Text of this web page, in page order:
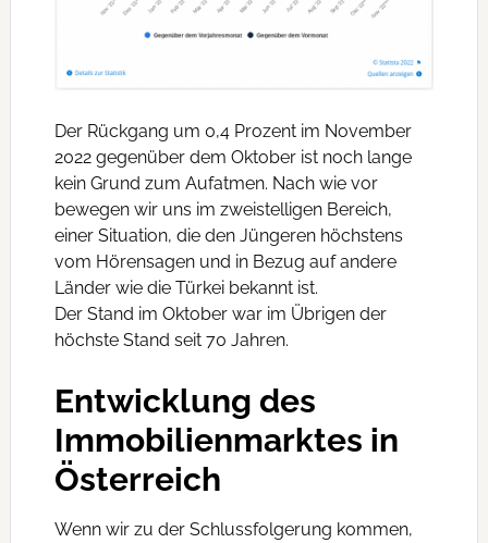
Der Rückgang um 0,4 Prozent im November
2022 gegenüber dem Oktober ist noch lange
kein Grund zum Aufatmen. Nach wie vor
bewegen wir uns im zweistelligen Bereich,
einer Situation, die den Jüngeren höchstens
vom Hörensagen und in Bezug auf andere
Länder wie die Türkei bekannt ist.
Der Stand im Oktober war im Übrigen der
höchste Stand seit 70 Jahren.
Entwicklung des
Immobilienmarktes in
Österreich
Wenn wir zu der Schlussfolgerung kommen,